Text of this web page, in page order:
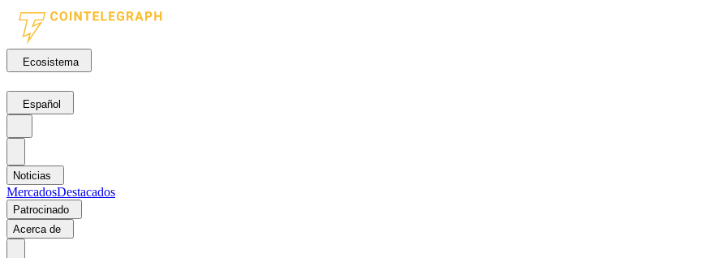
Ecosistema
Español
Noticias
MercadosDestacados
Patrocinado
Acerca de